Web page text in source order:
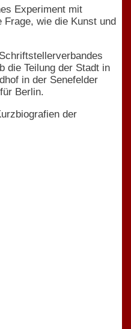
Experiment mit
wie die Kunst und
die Teilung der Stadt in
in der Senefelder
Berlin.
der